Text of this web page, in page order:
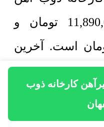
کارخانه ذوب
تومان و
است. آخرین
بروزرسانی در تاریخ 21 تیر 1405 صورت
کالا معتبر
تخفیف فروش